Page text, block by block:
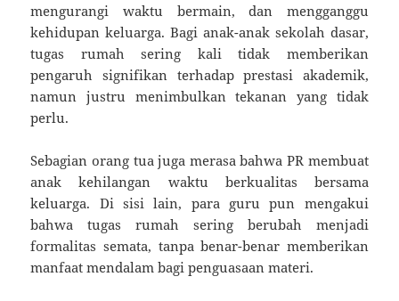
mengurangi waktu bermain, dan mengganggu
kehidupan keluarga. Bagi anak-anak sekolah dasar,
tugas rumah sering kali tidak memberikan
pengaruh signifikan terhadap prestasi akademik,
namun justru menimbulkan tekanan yang tidak
perlu.
Sebagian orang tua juga merasa bahwa PR membuat
anak kehilangan waktu berkualitas bersama
keluarga. Di sisi lain, para guru pun mengakui
bahwa tugas rumah sering berubah menjadi
formalitas semata, tanpa benar-benar memberikan
manfaat mendalam bagi penguasaan materi.